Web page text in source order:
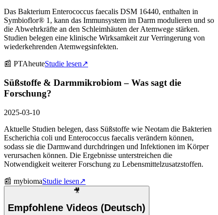
Das Bakterium Enterococcus faecalis DSM 16440, enthalten in
Symbioflor® 1, kann das Immunsystem im Darm modulieren und so
die Abwehrkräfte an den Schleimhäuten der Atemwege stärken.
Studien belegen eine klinische Wirksamkeit zur Verringerung von
wiederkehrenden Atemwegsinfekten.
📰 PTAheuteStudie lesen↗
Süßstoffe & Darmmikrobiom – Was sagt die
Forschung?
2025-03-10
Aktuelle Studien belegen, dass Süßstoffe wie Neotam die Bakterien
Escherichia coli und Enterococcus faecalis verändern können,
sodass sie die Darmwand durchdringen und Infektionen im Körper
verursachen können. Die Ergebnisse unterstreichen die
Notwendigkeit weiterer Forschung zu Lebensmittelzusatzstoffen.
📰 mybiomaStudie lesen↗
🎥
Empfohlene Videos (Deutsch)